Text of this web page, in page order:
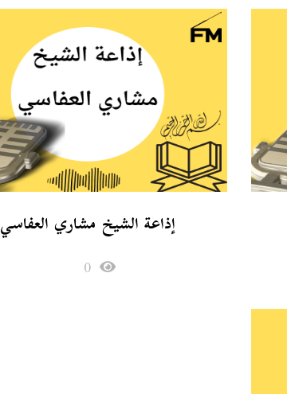
إذاعة الشيخ مشاري العفاسي